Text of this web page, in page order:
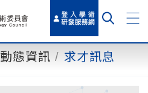
動態資訊 求才訊息